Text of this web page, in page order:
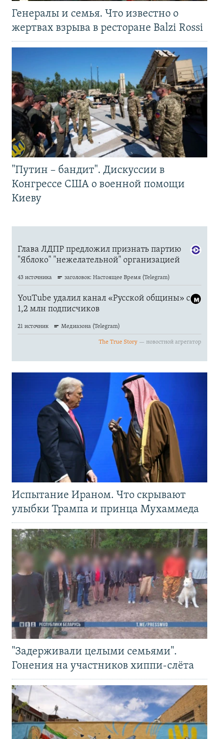
Генералы и семья. Что известно о
жертвах взрыва в ресторане Balzi Rossi
"Путин – бандит". Дискуссии в
Конгрессе США о военной помощи
Киеву
Испытание Ираном. Что скрывают
улыбки Трампа и принца Мухаммеда
"Задерживали целыми семьями".
Гонения на участников хиппи-слёта